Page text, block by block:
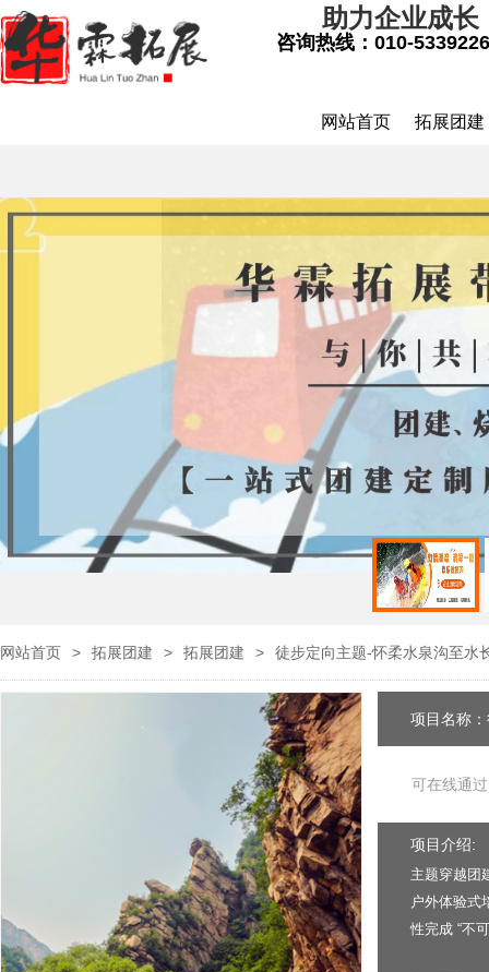
助力企业成
咨询热线： 010-
网站首页 拓展团建
网站首页 > 拓展团建 > 拓展团建 > 徒步定向主题-怀柔水泉沟至水
项目名称
可在线通
项目介绍:
主题穿越团
户外体验式
性完成 “不